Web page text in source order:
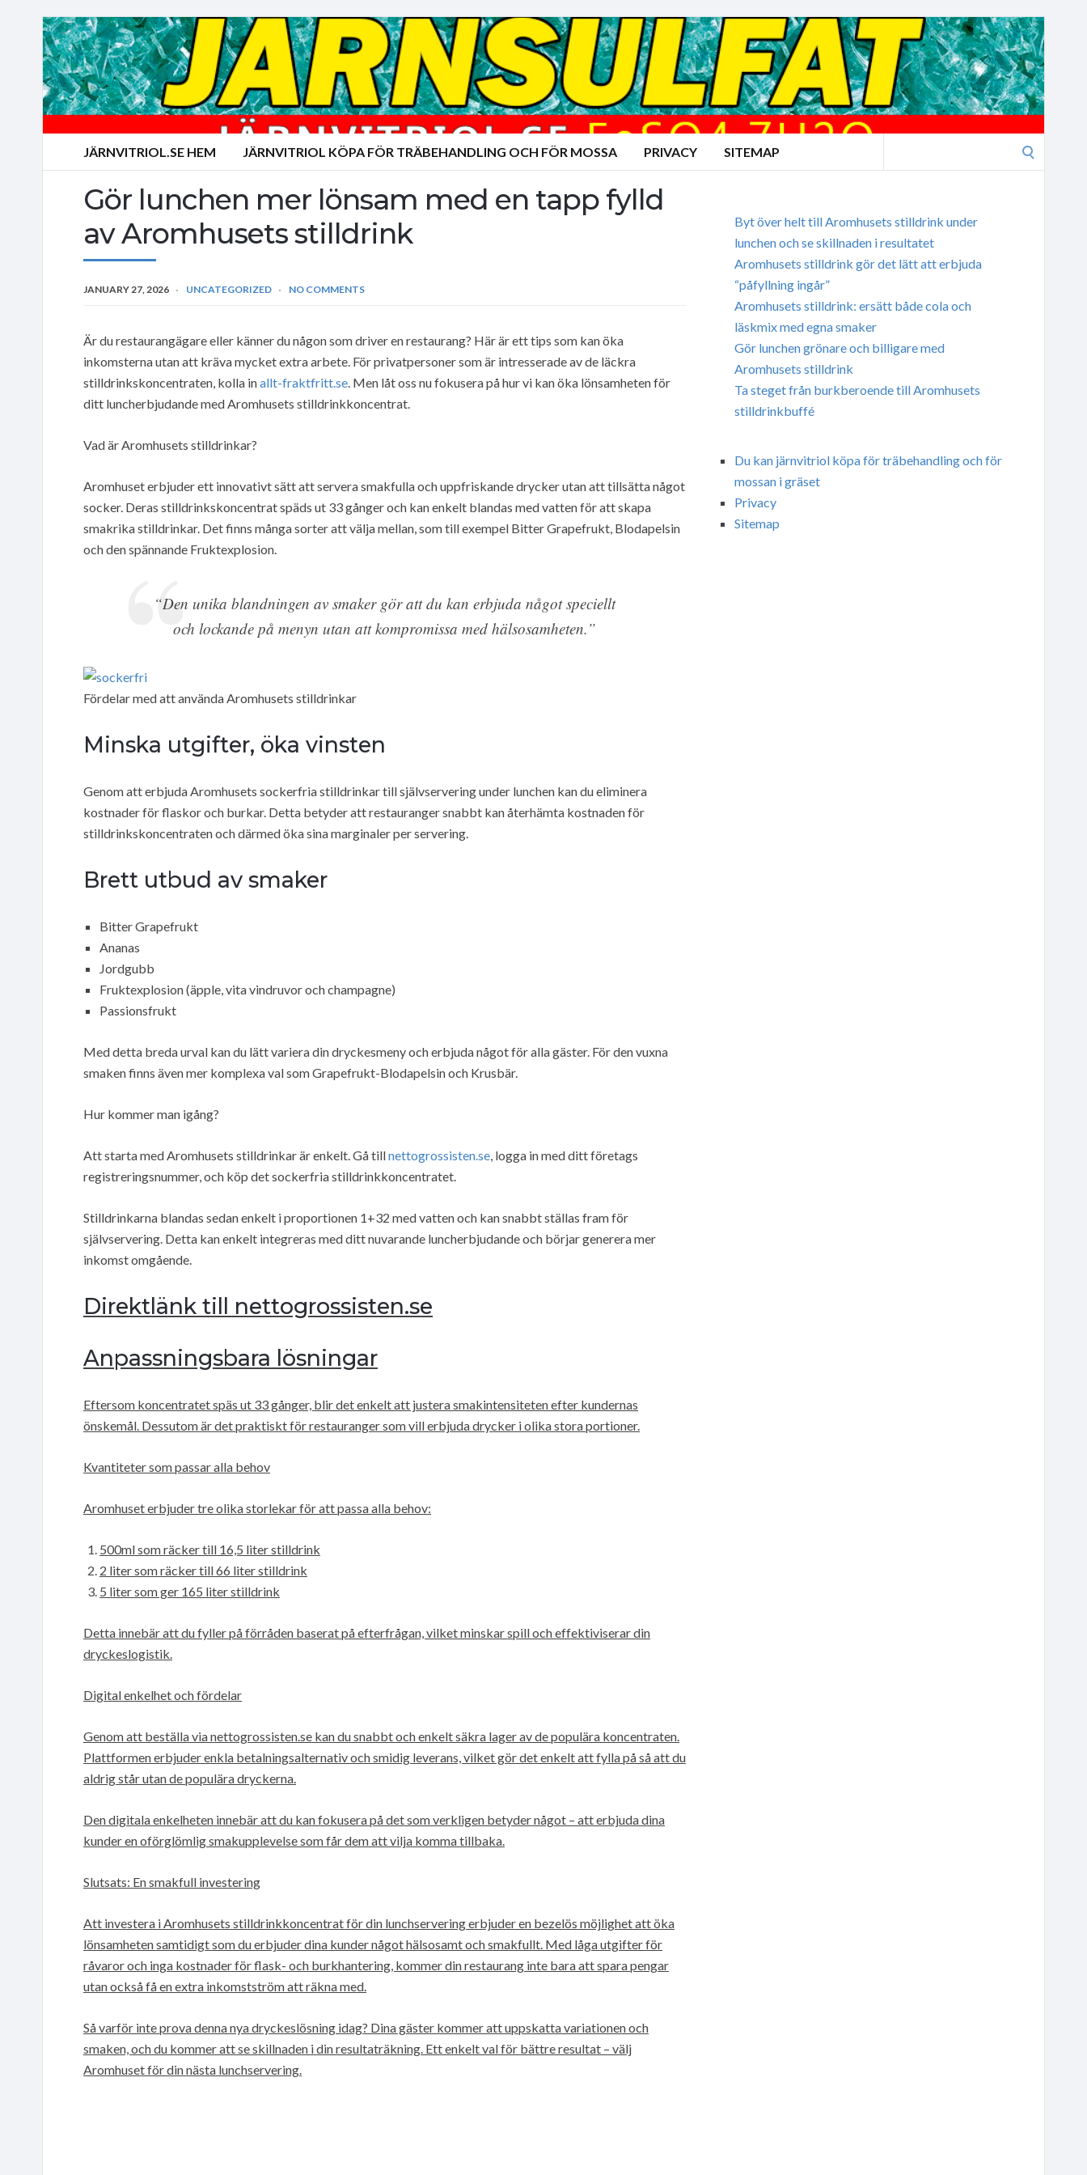
JÄRNVITRIOL.SE HEM JÄRNVITRIOL KÖPA FÖR TRÄBEHANDLING OCH FÖR MOSSA PRIVACY SITEMAP
Gör lunchen mer lönsam med en tapp fylld
av Aromhusets stilldrink
JANUARY 27, 2026 UNCATEGORIZED NO COMMENTS
Är du restaurangägare eller känner du någon som driver en restaurang? Här är ett tips som kan öka
inkomsterna utan att kräva mycket extra arbete. För privatpersoner som är intresserade av de läckra
stilldrinkskoncentraten, kolla inallt-fraktfritt.se. Men låt oss nu fokusera på hur vi kan öka lönsamheten för
ditt luncherbjudande med Aromhusets stilldrinkkoncentrat.
Vad är Aromhusets stilldrinkar?
Aromhuset erbjuder ett innovativt sätt att servera smakfulla och uppfriskande drycker utan att tillsätta något
socker. Deras stilldrinkskoncentrat späds ut 33 gånger och kan enkelt blandas med vatten för att skapa
smakrika stilldrinkar. Det finns många sorter att välja mellan, som till exempel Bitter Grapefrukt, Blodapelsin
och den spännande Fruktexplosion.
“Den unika blandningen av smaker gör att du kan erbjuda något speciellt
och lockande på menyn utan att kompromissa med hälsosamheten.”
Fördelar med att använda Aromhusets stilldrinkar
Minska utgifter, öka vinsten
Genom att erbjuda Aromhusets sockerfria stilldrinkar till självservering under lunchen kan du eliminera
kostnader för flaskor och burkar. Detta betyder att restauranger snabbt kan återhämta kostnaden för
stilldrinkskoncentraten och därmed öka sina marginaler per servering.
Brett utbud av smaker
Bitter Grapefrukt
Ananas
Jordgubb
Fruktexplosion (äpple, vita vindruvor och champagne)
Passionsfrukt
Med detta breda urval kan du lätt variera din dryckesmeny och erbjuda något för alla gäster. För den vuxna
smaken finns även mer komplexa val som Grapefrukt-Blodapelsin och Krusbär.
Hur kommer man igång?
Att starta med Aromhusets stilldrinkar är enkelt. Gå tillnettogrossisten.se, logga in med ditt företags
registreringsnummer, och köp det sockerfria stilldrinkkoncentratet.
Stilldrinkarna blandas sedan enkelt i proportionen 1+32 med vatten och kan snabbt ställas fram för
självservering. Detta kan enkelt integreras med ditt nuvarande luncherbjudande och börjar generera mer
inkomst omgående.
Direktlänk till nettogrossisten.se
Anpassningsbara lösningar
Eftersom koncentratet späs ut 33 gånger, blir det enkelt att justera smakintensiteten efter kundernas
önskemål. Dessutom är det praktiskt för restauranger som vill erbjuda drycker i olika stora portioner.
Kvantiteter som passar alla behov
Aromhuset erbjuder tre olika storlekar för att passa alla behov:
500ml som räcker till 16,5 liter stilldrink
2 liter som räcker till 66 liter stilldrink
5 liter som ger 165 liter stilldrink
Detta innebär att du fyller på förråden baserat på efterfrågan, vilket minskar spill och effektiviserar din
dryckeslogistik.
Digital enkelhet och fördelar
Genom att beställa via nettogrossisten.se kan du snabbt och enkelt säkra lager av de populära koncentraten.
Plattformen erbjuder enkla betalningsalternativ och smidig leverans, vilket gör det enkelt att fylla på så att du
aldrig står utan de populära dryckerna.
Den digitala enkelheten innebär att du kan fokusera på det som verkligen betyder något – att erbjuda dina
kunder en oförglömlig smakupplevelse som får dem att vilja komma tillbaka.
Slutsats: En smakfull investering
Att investera i Aromhusets stilldrinkkoncentrat för din lunchservering erbjuder en bezelös möjlighet att öka
lönsamheten samtidigt som du erbjuder dina kunder något hälsosamt och smakfullt. Med låga utgifter för
råvaror och inga kostnader för flask- och burkhantering, kommer din restaurang inte bara att spara pengar
utan också få en extra inkomstström att räkna med.
Så varför inte prova denna nya dryckeslösning idag? Dina gäster kommer att uppskatta variationen och
smaken, och du kommer att se skillnaden i din resultaträkning. Ett enkelt val för bättre resultat – välj
Aromhuset för din nästa lunchservering.
Byt över helt till Aromhusets stilldrink under
lunchen och se skillnaden i resultatet
Aromhusets stilldrink gör det lätt att erbjuda
“påfyllning ingår”
Aromhusets stilldrink: ersätt både cola och
läskmix med egna smaker
Gör lunchen grönare och billigare med
Aromhusets stilldrink
Ta steget från burkberoende till Aromhusets
stilldrinkbuffé
Du kan järnvitriol köpa för träbehandling och för
mossan i gräset
Privacy
Sitemap